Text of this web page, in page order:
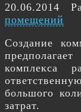
20.06.2014
помещений
Создание
комплекса
большого
затрат.